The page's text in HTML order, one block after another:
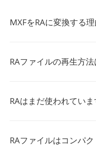
MXFをRAに変換する理
RAファイルの再生方法
RAはまだ使われていま
RAファイルはコンパ